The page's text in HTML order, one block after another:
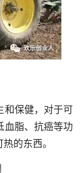
和保健，对于可
血脂、抗癌等功
的东西。